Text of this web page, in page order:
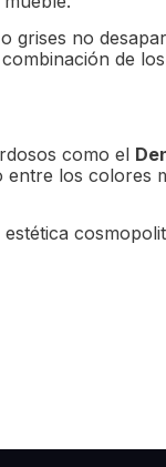
grises no
de
como el
los colores